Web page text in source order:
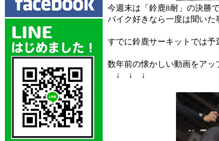
今週末は「鈴鹿8耐」の決勝
バイク好きなら一度は聞いた
すでに鈴鹿サーキットでは
数年前の懐かしい動画をアッ
↓ ↓ ↓